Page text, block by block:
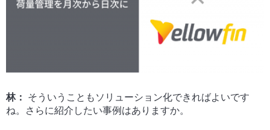
林：
そういうこともソリューション化できればよいです
ね。さらに紹介したい事例はありますか。